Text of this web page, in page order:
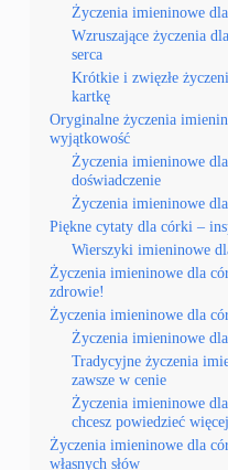
Życzenia imieninowe
Wzruszające życzenia
serca
Krótkie i zwięzłe
kartkę
Oryginalne życzenia
wyjątkowość
Życzenia imieninowe
doświadczenie
Życzenia imieninowe
Piękne cytaty dla córki –
Wierszyki imieninowe
Życzenia imieninowe dla
zdrowie!
Życzenia imieninowe dla
Życzenia imieninowe
Tradycyjne życzenia
zawsze w cenie
Życzenia imieninowe
chcesz powiedzieć więcej
Życzenia imieninowe dla
własnych słów